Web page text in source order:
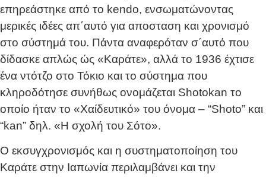
επηρεάστηκε από το kendo, ενσωματώνοντας
μερικές ιδέες απ΄αυτό για αποσταση και χρονισμό
στο σύστημά του. Πάντα αναφερόταν σ΄αυτό που
δίδασκε απλώς ώς «Καράτε», αλλά το 1936 έχτισε
ένα ντότζο στο Τόκιο και το σύστημα που
κληροδότησε συνήθως ονομάζεται Shotokan το
οποίο ήταν το «Χαίδευτικό» του όνομα – “Shoto” και
“kan” δηλ. «Η σχολή του Σότο».
Ο εκσυγχρονισμός και η συστηματοποίηση του
Καράτε στην Ιαπωνία περιλαμβάνει και την